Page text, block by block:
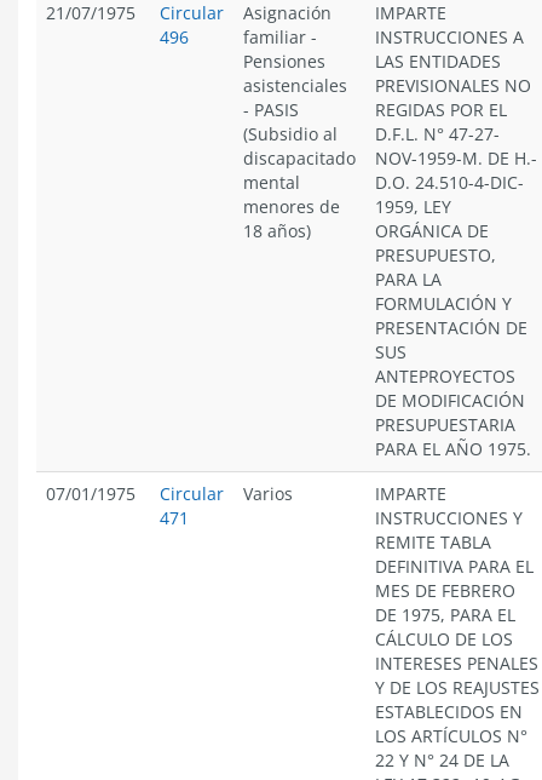
21/07/1975
Circular
496
Asignación
familiar -
Pensiones
asistenciales
- PASIS
(Subsidio al
discapacitado
mental
menores de
18 años)
IMPARTE
INSTRUCCIONES A
LAS ENTIDADES
PREVISIONALES NO
REGIDAS POR EL
D.F.L. N° 47-27-
NOV-1959-M. DE H.-
D.O. 24.510-4-DIC-
1959, LEY
ORGÁNICA DE
PRESUPUESTO,
PARA LA
FORMULACIÓN Y
PRESENTACIÓN DE
SUS
ANTEPROYECTOS
DE MODIFICACIÓN
PRESUPUESTARIA
PARA EL AÑO 1975.
07/01/1975
Circular
471
Varios
IMPARTE
INSTRUCCIONES Y
REMITE TABLA
DEFINITIVA PARA EL
MES DE FEBRERO
DE 1975, PARA EL
CÁLCULO DE LOS
INTERESES PENALES
Y DE LOS REAJUSTES
ESTABLECIDOS EN
LOS ARTÍCULOS N°
22 Y N° 24 DE LA